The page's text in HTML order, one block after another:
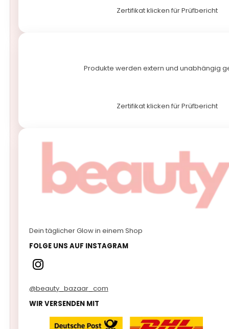
Zertifikat klicken für Prüfbericht
Produkte werden extern und unabhängig
Zertifikat klicken für Prüfbericht
Dein täglicher Glow in einem Shop
FOLGE UNS AUF INSTAGRAM
@beauty_bazaar_com
WIR VERSENDEN MIT